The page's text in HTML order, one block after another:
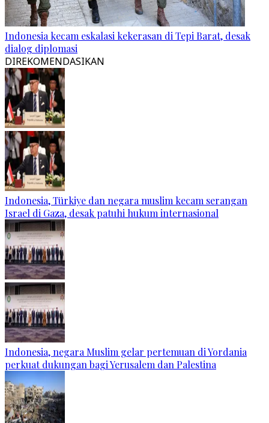
Indonesia kecam eskalasi kekerasan di Tepi Barat, desak
dialog diplomasi
DIREKOMENDASIKAN
Indonesia, Türkiye dan negara muslim kecam serangan
Israel di Gaza, desak patuhi hukum internasional
Indonesia, negara Muslim gelar pertemuan di Yordania
perkuat dukungan bagi Yerusalem dan Palestina